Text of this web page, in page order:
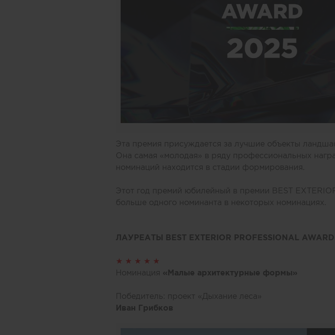
Эта премия присуждается за лучшие объекты
Она самая «молодая» в ряду профессиональных
номинаций находится в стадии формирования.
Этот год премий юбилейный в премии BEST
больше одного номинанта в некоторых номинациях.
ЛАУРЕАТЫ BEST EXTERIOR PROFESSIONAL
★ ★ ★ ★ ★
Номинация «Малые архитектурные формы»
Победитель: проект «Дыхание леса»
Иван Грибков